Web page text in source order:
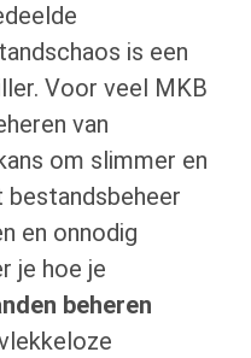
is een
Voor veel MKB
van
om slimmer en
en onnodig
je hoe je
beheren